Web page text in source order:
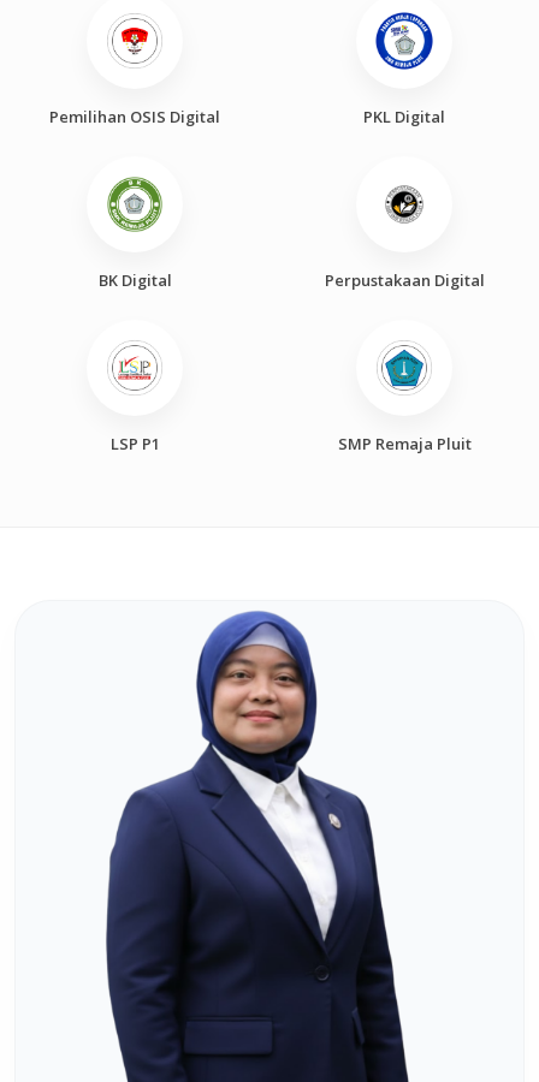
Pemilihan OSIS Digital PKL Digital
BK Digital Perpustakaan Digital
LSP P1 SMP Remaja Pluit